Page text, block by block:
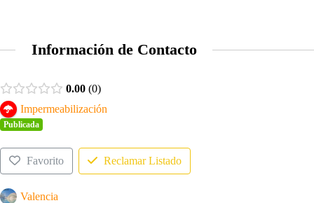
Información de Contacto
0.00 0
Impermeabilización
Publicada
Favorito Reclamar Listado
Valencia